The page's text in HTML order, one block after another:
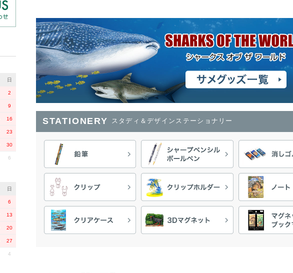
日
2
9
16
23
30
6
日
6
13
20
27
4
STATIONERY スタディ＆デザインステーショナリー